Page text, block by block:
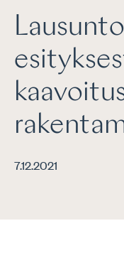
7.12.2021